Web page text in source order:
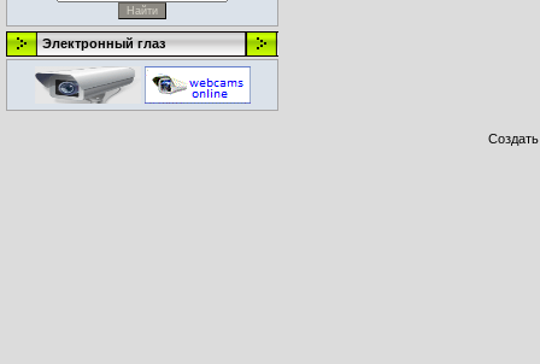
Электронный глаз